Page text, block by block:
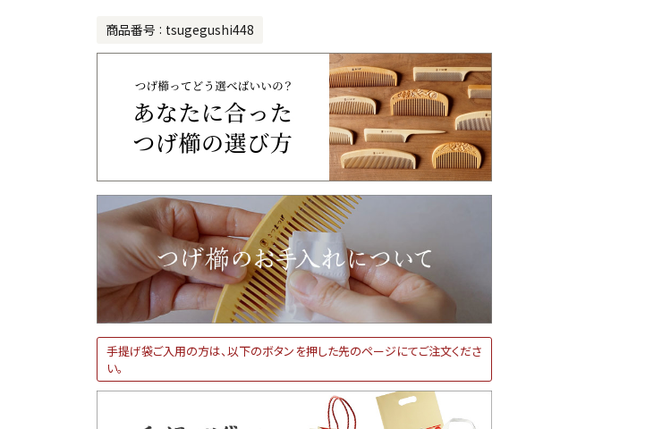
商品番号 tsugegushi448
手提げ袋ご入用の方は、以下のボタンを押した先のページにてご注文くださ
い。